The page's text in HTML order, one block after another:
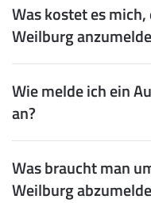
Was kostet es
Weilburg
Wie melde ich ein
an?
Was braucht man
Weilburg